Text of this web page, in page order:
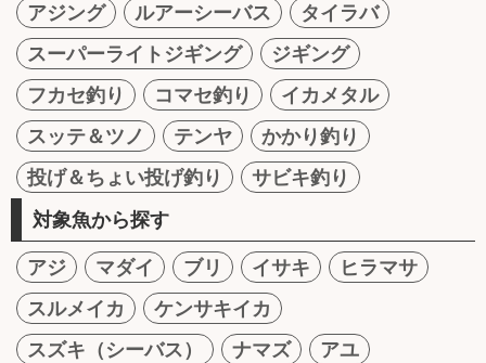
アジング
ルアーシーバス
タイラバ
スーパーライトジギング
ジギング
フカセ釣り
コマセ釣り
イカメタル
スッテ＆ツノ
テンヤ
かかり釣り
投げ＆ちょい投げ釣り
サビキ釣り
対象魚から探す
アジ マダイ ブリ イサキ
ヒラマサ
スルメイカ
ケンサキイカ
スズキ（シーバス）
ナマズ
アユ